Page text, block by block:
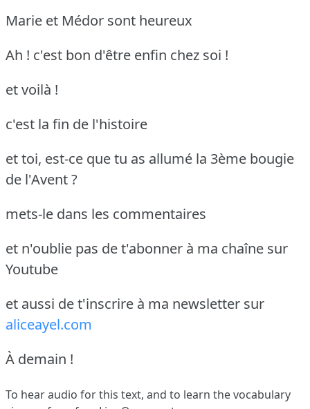
Marie et Médor sont heureux
Ah ! c'est bon d'être enfin chez soi !
et voilà !
c'est la fin de l'histoire
et toi, est-ce que tu as allumé la 3ème bougie
de l'Avent ?
mets-le dans les commentaires
et n'oublie pas de t'abonner à ma chaîne sur
Youtube
et aussi de t'inscrire à ma newsletter sur
aliceayel.com
À demain !
To hear audio for this text, and to learn the vocabulary